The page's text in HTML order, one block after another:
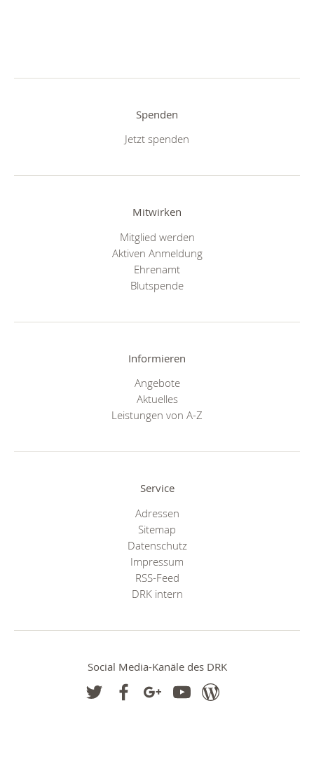
Spenden
Jetzt spenden
Mitwirken
Mitglied werden
Aktiven Anmeldung
Ehrenamt
Blutspende
Informieren
Angebote
Aktuelles
Leistungen von A-Z
Service
Adressen
Sitemap
Datenschutz
Impressum
RSS-Feed
DRK intern
Social Media-Kanäle des DRK